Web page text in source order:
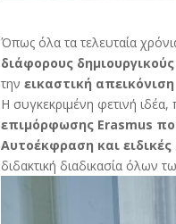
Όπως όλα τα τελευταία
διάφορους
τηνεικαστική
Η συγκεκριμένη φετινή
επιμόρφωσης Erasmus
Αυτοέκφραση και
διδακτική διαδικασία